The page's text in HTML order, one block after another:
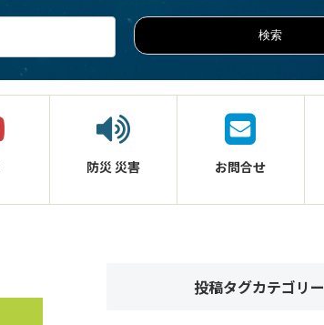
防災災害 お問合せ
投稿タグカテゴリー